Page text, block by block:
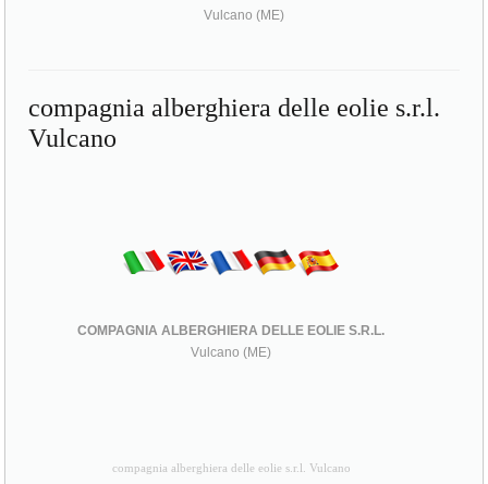
Vulcano (ME)
compagnia alberghiera delle eolie s.r.l.
Vulcano
COMPAGNIA ALBERGHIERA DELLE EOLIE S.R.L.
Vulcano (ME)
compagnia alberghiera delle eolie s.r.l. Vulcano